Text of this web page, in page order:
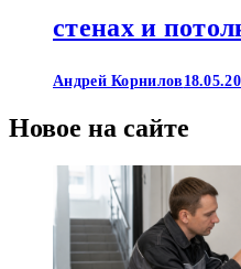
стенах и
Андрей Корнилов
Новое на сайте